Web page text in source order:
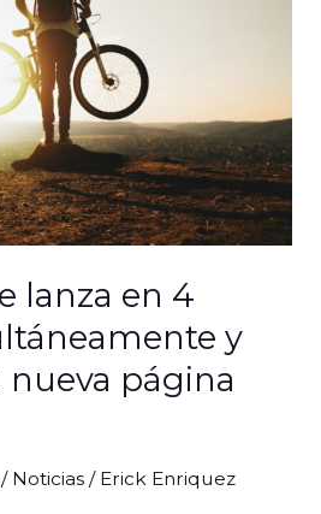
lanza en 4
y
nueva página
/ Noticias/ Erick Enriquez